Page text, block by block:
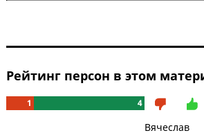
Рейтинг персон в этом
1 4
Вячеслав